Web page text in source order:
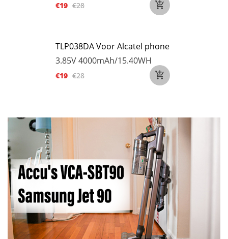
€19 €28
TLP038DA Voor Alcatel phone
3.85V4000mAh/15.40WH
€19 €28